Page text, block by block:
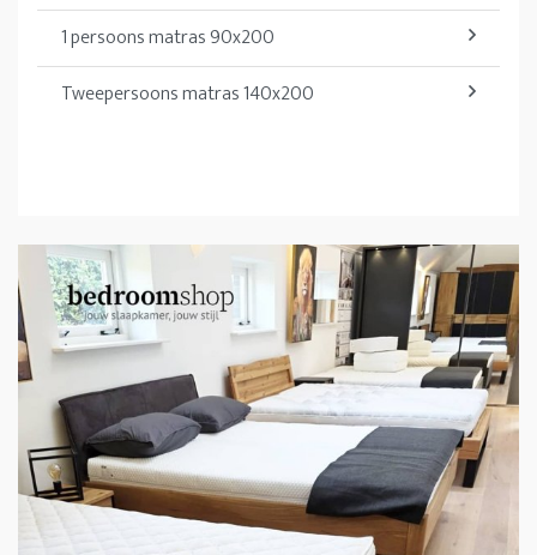
1 persoons matras 90x200
Tweepersoons matras 140x200